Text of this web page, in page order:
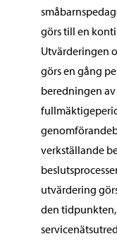
görs till en
Utvärderingen
görs en gång
beredningen
verkställande
utvärdering
den